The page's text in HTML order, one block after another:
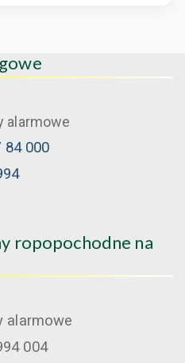
alarmowe
84 000
ropopochodne na
alarmowe
004